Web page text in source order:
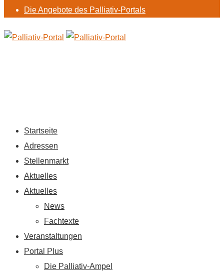
Die Angebote des Palliativ-Portals
Startseite
Adressen
Stellenmarkt
Aktuelles
Aktuelles
News
Fachtexte
Veranstaltungen
Portal Plus
Die Palliativ-Ampel